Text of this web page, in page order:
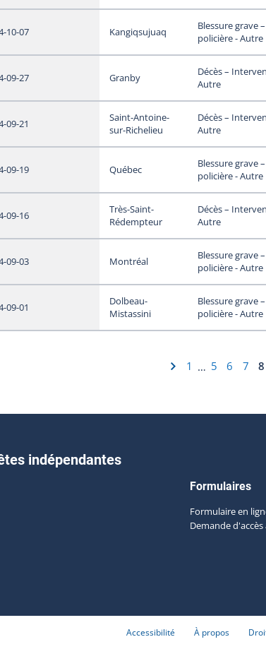
10-07 Kangiqsujuaq
Blessure grave
policière - Autre
09-27 Granby
Décès –
Autre
09-21
Saint-Antoine-
sur-Richelieu
Décès –
Autre
09-19 Québec
Blessure grave
policière - Autre
09-16
Très-Saint-
Rédempteur
Décès –
Autre
09-03 Montréal
Blessure grave
policière - Autre
09-01
Dolbeau-
Mistassini
Blessure grave
policière - Autre
1 … 5 6 7 8
indépendantes
Formulaires
Formulaire en
Demande
Accessibilité À propos